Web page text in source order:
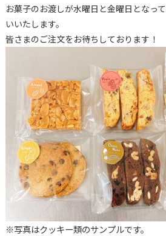
お菓子のお渡しが水曜日と金曜日となっ
いいたします。
皆さまのご注文をお待ちしております！
※写真はクッキー類のサンプルです。